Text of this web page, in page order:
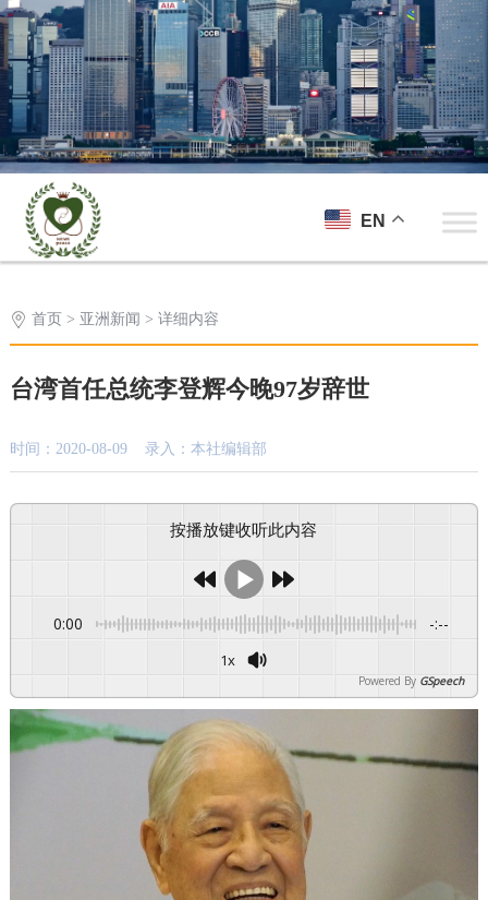
EN
首页 > 亚洲新闻 > 详细内容
台湾首任总统李登辉今晚97岁辞世
时间：2020-08-09 录入：本社编辑部
按播放键收听此内容
0:00 -:--
1x
Powered By GSpeech